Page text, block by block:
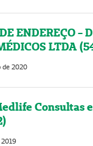
ENDEREÇO -
LTDA
de 2020
Consultas
2019